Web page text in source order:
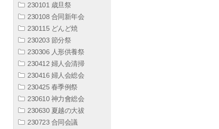
230101 歳旦祭
230108 合同新年会
230115 どんど焼
230203 節分祭
230306 人形供養祭
230412 婦人会清掃
230416 婦人会総会
230425 春季例祭
230610 神力會総会
230630 夏越の大祓
230723 合同会議